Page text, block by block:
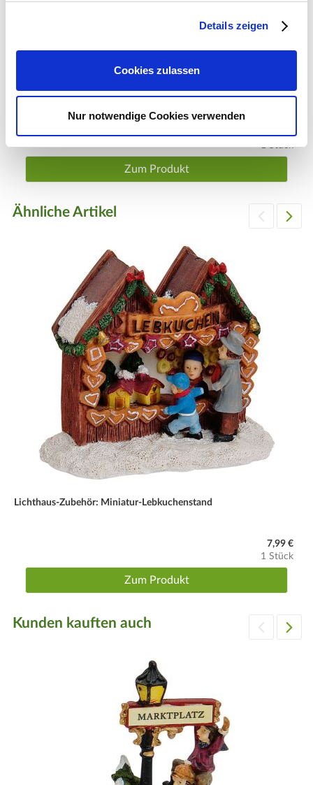
Details zeigen
Cookies zulassen
Nur notwendige Cookies verwenden
Lichthaus-Zubehör: LED-Kette Straßenlaternen
16,99 €
1 Stück
Zum Produkt
Ähnliche Artikel
Lichthaus-Zubehör: Miniatur-Lebkuchenstand
7,99 €
1 Stück
Zum Produkt
Kunden kauften auch